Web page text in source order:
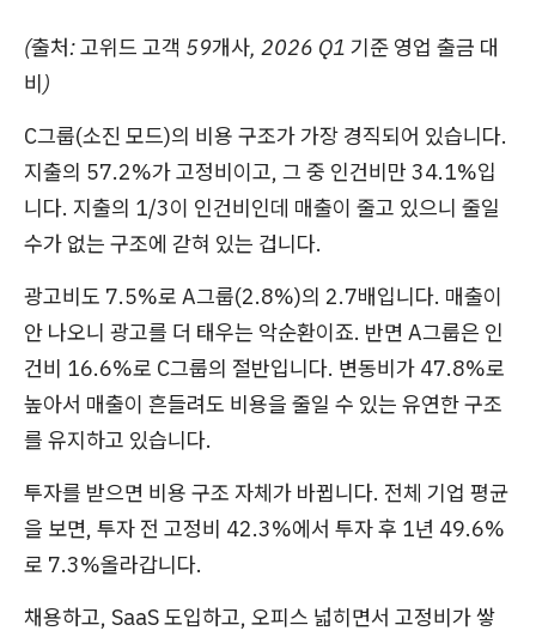
(출처: 고위드 고객 59개사, 2026 Q1 기준 영업 출금 대
비)
C그룹(소진 모드)의 비용 구조가 가장 경직되어 있습니다.
지출의 57.2%가 고정비이고, 그 중 인건비만 34.1%입
니다. 지출의 1/3이 인건비인데 매출이 줄고 있으니 줄일
수가 없는 구조에 갇혀 있는 겁니다.
광고비도 7.5%로 A그룹(2.8%)의 2.7배입니다. 매출이
안 나오니 광고를 더 태우는 악순환이죠. 반면 A그룹은 인
건비 16.6%로 C그룹의 절반입니다. 변동비가 47.8%로
높아서 매출이 흔들려도 비용을 줄일 수 있는 유연한 구조
를 유지하고 있습니다.
투자를 받으면 비용 구조 자체가 바뀝니다. 전체 기업 평균
을 보면, 투자 전 고정비 42.3%에서 투자 후 1년 49.6%
로 7.3%올라갑니다.
채용하고, SaaS 도입하고, 오피스 넓히면서 고정비가 쌓